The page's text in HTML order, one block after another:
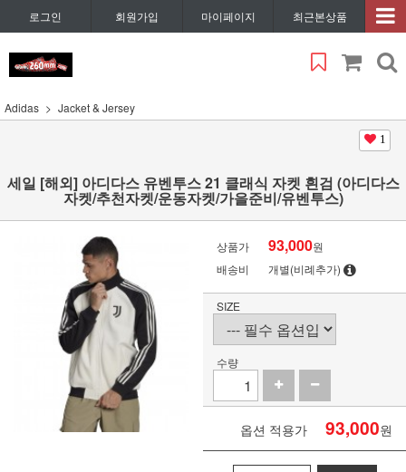
로그인 회원가입 마이페이지 최근본상품
Adidas Jacket & Jersey
1
세일 [해외] 아디다스 유벤투스 21 클래식 자켓 흰검 (아디다스
자켓/추천자켓/운동자켓/가을준비/유벤투스)
상품가 93,000원
배송비
개별(비례추가)
SIZE
수량
옵션 적용가 93,000원